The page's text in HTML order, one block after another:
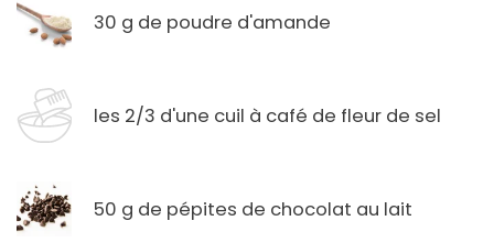
30 g de poudre d'amande
les 2/3 d'une cuil à café de fleur de sel
50 g de pépites de chocolat au lait